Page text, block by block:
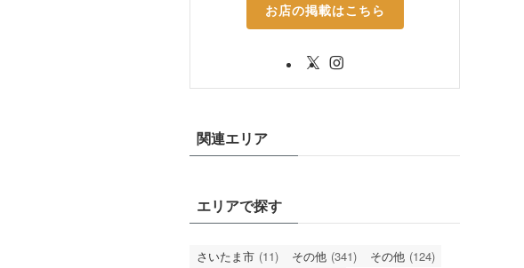
お店の掲載はこちら
関連エリア
エリアで探す
さいたま市 (11) その他 (341) その他 (124)